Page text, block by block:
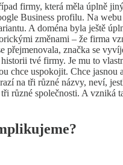
firmy, která měla úplně
Business profilu. Na webu
A doména byla ještě
změnami – že firma
přejmenovala, značka se
tvé firmy. Je mu to
chce uspokojit. Chce jasnou
na tři různé názvy, neví,
různé společnosti. A vzniká